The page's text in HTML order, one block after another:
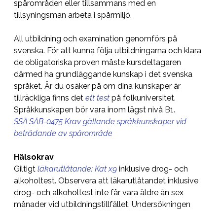
spårområden eller tillsammans med en
tillsyningsman arbeta i spårmiljö.
All utbildning och examination genomförs på
svenska. För att kunna följa utbildningarna och klara
de obligatoriska proven måste kursdeltagaren
därmed ha grundläggande kunskap i det svenska
språket. Är du osäker på om dina kunskaper är
tillräckliga finns det ett test på folkuniversitet.
Språkkunskapen bör vara inom lägst nivå B1.
SSÄ SÄB-0475 Krav gällande språkkunskaper vid
beträdande av spårområde
Hälsokrav
Giltigt läkarutlåtande: Kat x9 inklusive drog- och
alkoholtest. Observera att läkarutlåtandet inklusive
drog- och alkoholtest inte får vara äldre än sex
månader vid utbildningstillfället. Undersökningen